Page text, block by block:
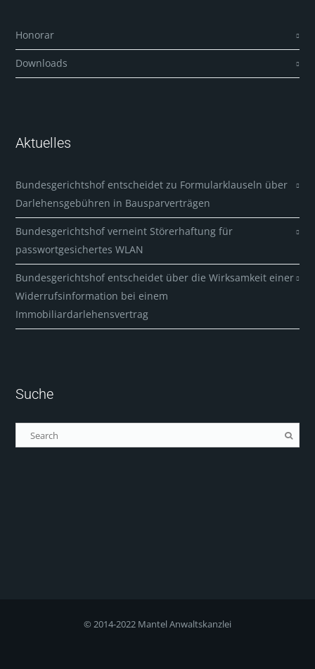
Honorar
Downloads
Aktuelles
Bundesgerichtshof entscheidet zu Formularklauseln über
Darlehensgebühren in Bausparverträgen
Bundesgerichtshof verneint Störerhaftung für
passwortgesichertes WLAN
Bundesgerichtshof entscheidet über die Wirksamkeit einer
Widerrufsinformation bei einem
Immobiliardarlehensvertrag
Suche
© 2014-2022 Mantel Anwaltskanzlei